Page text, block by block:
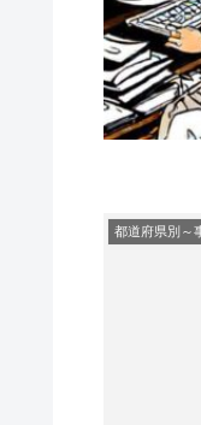
都道府県別～